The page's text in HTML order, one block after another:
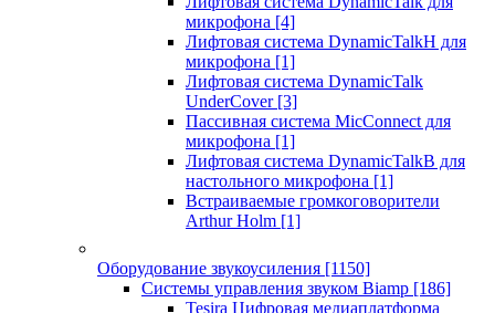
микрофона [4]
Лифтовая система DynamicTalkH для
микрофона [1]
Лифтовая система DynamicTalk
UnderCover [3]
Пассивная система MicConnect для
микрофона [1]
Лифтовая система DynamicTalkB для
настольного микрофона [1]
Встраиваемые громкоговорители
Arthur Holm [1]
Оборудование звукоусиления [1150]
Системы управления звуком Biamp [186]
Tesira Цифровая медиаплатформа